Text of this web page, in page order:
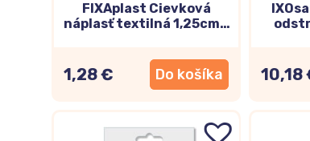
FIXAplast Cievková
náplasť textilná 1,25cm x
1,28 € Do košíka 10,18